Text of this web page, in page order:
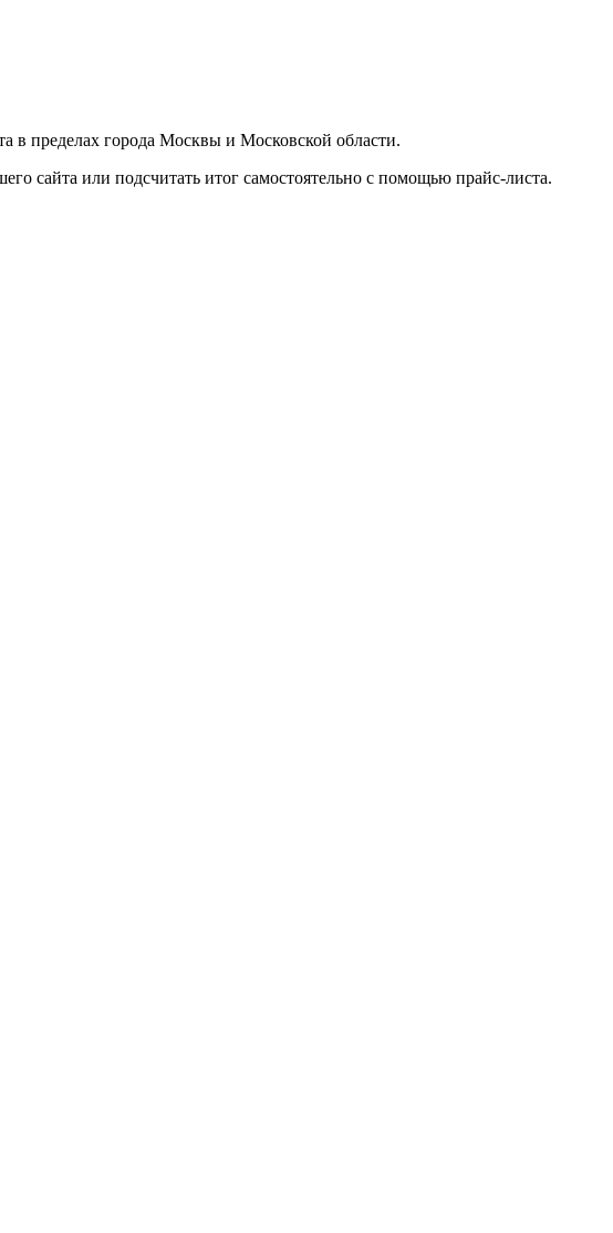
в пределах города Москвы и Московской области.
сайта или подсчитать итог самостоятельно с помощью прайс-листа.